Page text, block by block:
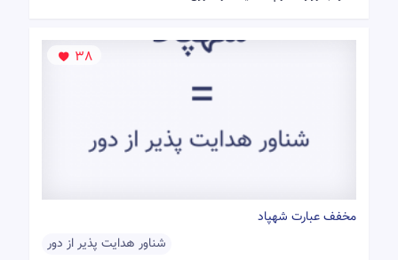
38
مخفف عبارت شهپاد
شناور هدایت پذیر از دور